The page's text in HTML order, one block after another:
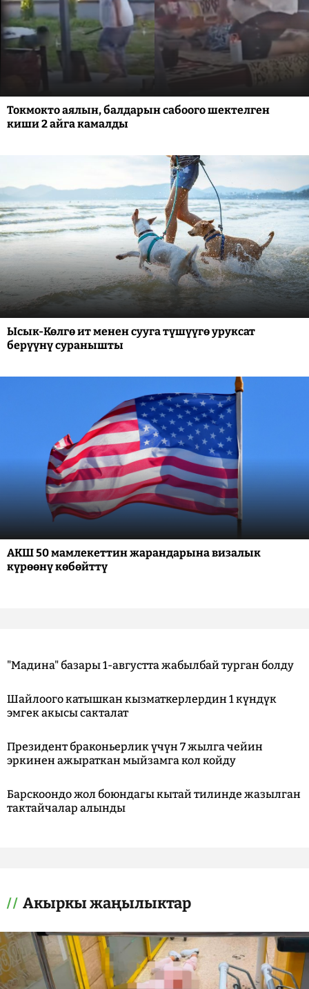
Токмокто аялын, балдарын сабоого шектелген
киши 2 айга камалды
Ысык-Көлгө ит менен сууга түшүүгө уруксат
берүүнү суранышты
АКШ 50 мамлекеттин жарандарына визалык
күрөөнү көбөйттү
"Мадина" базары 1-августта жабылбай турган болду
Шайлоого катышкан кызматкерлердин 1 күндүк
эмгек акысы сакталат
Президент браконьерлик үчүн 7 жылга чейин
эркинен ажыраткан мыйзамга кол койду
Барскоондо жол боюндагы кытай тилинде жазылган
тактайчалар алынды
Акыркы жаңылыктар